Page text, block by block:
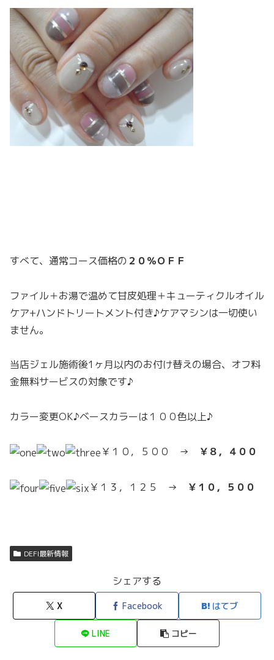
すべて、通常コース価格の ２０％ＯＦＦ
ファイル＋お湯で温めて甘皮処理＋キューティクルオイル
ケア+ハンドトリートメント付き♪ケアマシンは一切使い
ません。
当店ジェル施術後1ヶ月以内のお付け替えの場合、オフ料
金無料サービスの対象です♪
カラー変更OK♪ベースカラーは１００色以上♪
￥１０，５００ → ￥８，４００
￥１３，１２５ → ￥１０，５００
DEFI最新情報
シェアする
X Facebook はてブ
LINE コピー